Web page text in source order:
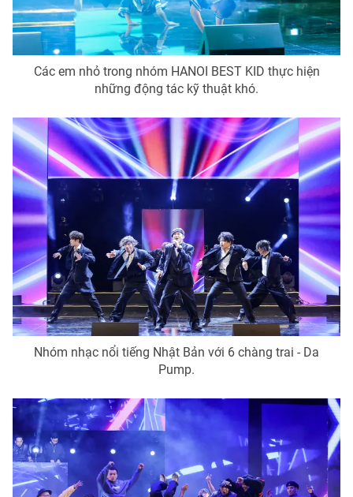
Các em nhỏ trong nhóm HANOI BEST KID thực hiện
những động tác kỹ thuật khó.
Nhóm nhạc nổi tiếng Nhật Bản với 6 chàng trai - Da
Pump.